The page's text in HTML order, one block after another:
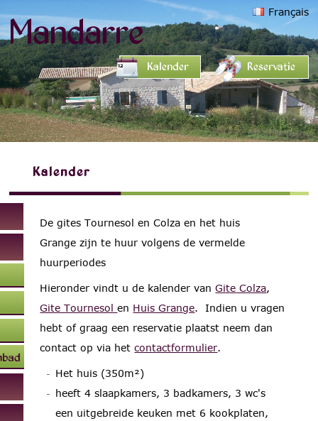
Mandarre Français
Kalender Reservatie
Kalender
De gites Tournesol en Colza en het huis
Grange zijn te huur volgens de vermelde
huurperiodes
Hieronder vindt u de kalender vanGite Colza,
Gite Tournesolen Huis Grange. Indien u vragen
hebt of graag een reservatie plaatst neem dan
contact op via hetcontactformulier.
Het huis (350m²)
heeft 4 slaapkamers, 3 badkamers, 3 wc's
een uitgebreide keuken met 6 kookplaten,